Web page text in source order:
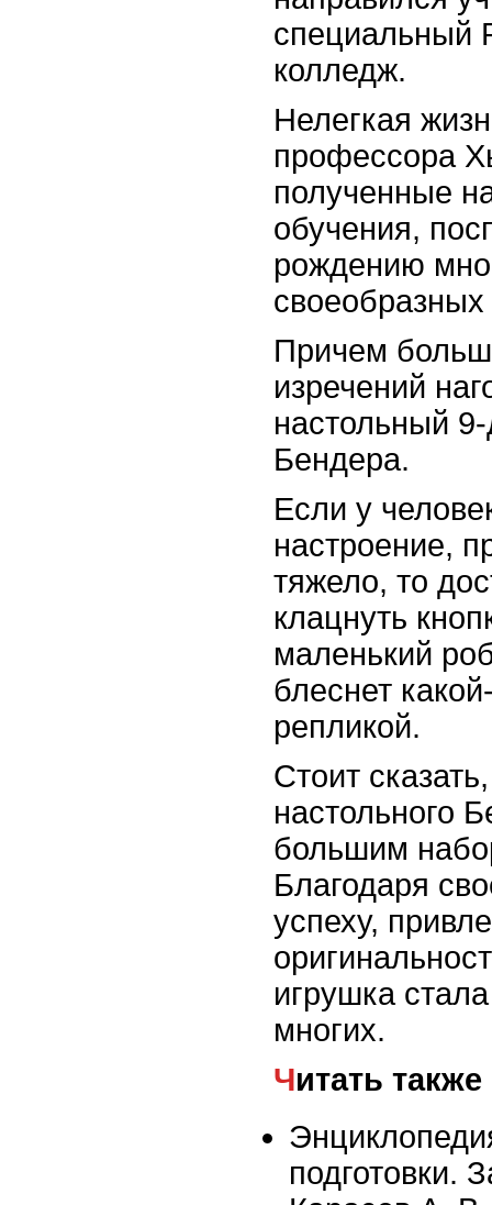
специальный
колледж.
Нелегкая
профессора
полученные
обучения,
рождению
Причем
изречений
настольный
Бендера.
Если у
настроение,
тяжело, то
клацнуть
маленький
блеснет
репликой.
Стоит
настольного
большим
Благодаря
успеху,
игрушка
многих.
Читать также
подготовки.